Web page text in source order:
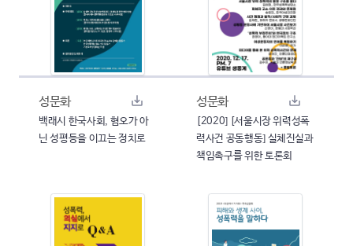
성문화
백래시 한국사회, 혐오가 아
닌 성평등을 이끄는 정치로
성문화
[2020] [서울시장 위력성폭
력사건 공동행동] 실체진실과
책임촉구를 위한 토론회